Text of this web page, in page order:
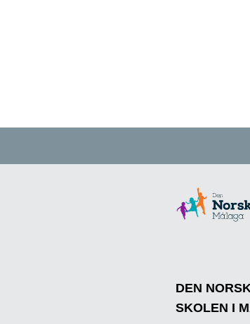
DEN
SKOLEN I